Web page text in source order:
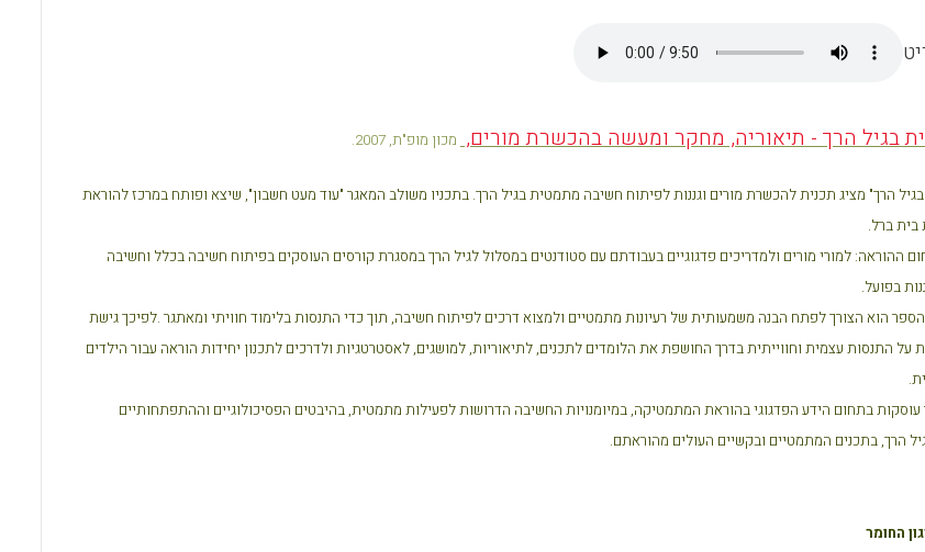
בגיל הרך-תיאוריה, מחקר ומעשה בהכשרת מורים, מכון מופ"ת, 2007.
הרך" מציג תכנית להכשרת מורים וגננות לפיתוח חשיבה מתמטית בגיל הרך. בתכניו משולב המאגר "עוד מעט חשבון", שיצא ופותח במרכז להוראת
ברל.
ההוראה: למורי מורים ולמדריכים פדגוגיים בעבודתם עם סטודנטים במסלול לגיל הרך במסגרת קורסים העוסקים בפיתוח חשיבה בכלל וחשיבה
בפועל.
הוא הצורך לפתח הבנה משמעותית של רעיונות מתמטיים ולמצוא דרכים לפיתוח חשיבה, תוך כדי התנסות בלימוד חוויתי ומאתגר.לפיכך גישת
התנסות עצמית וחווייתית בדרך החושפת את הלומדים לתכנים, לתיאוריות, למושגים, לאסטרטגיות ולדרכים לתכנון יחידות הוראה עבור הילדים
.
בתחום הידע הפדגוגי בהוראת המתמטיקה, במיומנויות החשיבה הדרושות לפעילות מתמטית, בהיבטים הפסיכולוגיים וההתפתחותיים
הרך, בתכנים המתמטיים ובקשיים העולים מהוראתם.
החומר